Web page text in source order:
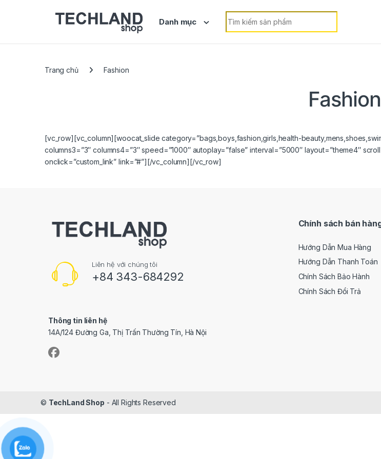
Danh mục
Search for:
Trang chủ Fashion
Fashion
[vc_row][vc_column][woocat_slide category=”bags,boys,fashion,girls,health-
columns3=”3″ columns4=”3″ speed=”1000″ autoplay=”false” interval=”5000″ layout=”theme4″
onclick=”custom_link” link=”#”][/vc_column][/vc_row]
Liên hệ với chúng tôi
+84 343-684292
Thông tin liên hệ
14A/124 Đường Ga, Thị Trấn Thường Tín, Hà Nội
Chính sách bán
Hướng Dẫn Mua Hàng
Hướng Dẫn Thanh Toán
Chính Sách Bảo Hành
Chính Sách Đổi Trả
© TechLand Shop - All Rights Reserved